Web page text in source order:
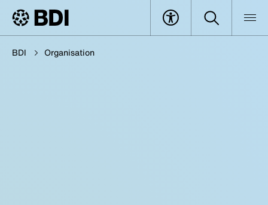
BDI Organisation